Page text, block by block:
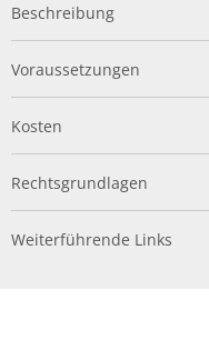
Beschreibung
Voraussetzungen
Kosten
Rechtsgrundlagen
Weiterführende Links